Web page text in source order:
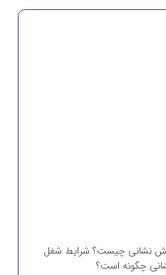
نشانی چیست؟ شرایط شغل
چگونه است؟